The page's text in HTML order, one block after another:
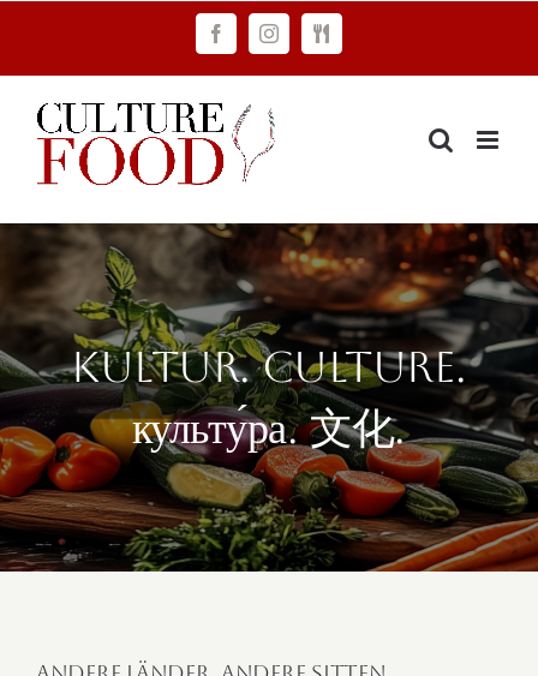
FacebookInstagramFAWC
Consulting
KULTUR. CULTURE.
культу́ра. 文化.